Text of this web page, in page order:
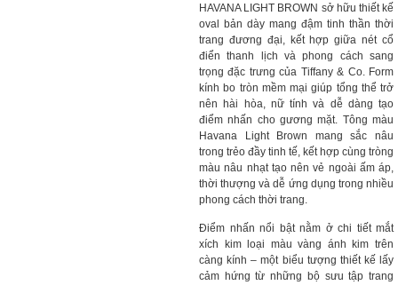
HAVANA LIGHT BROWN sở hữu thiết kế
oval bản dày mang đậm tinh thần thời
trang đương đại, kết hợp giữa nét cổ
điển thanh lịch và phong cách sang
trọng đặc trưng của Tiffany & Co. Form
kính bo tròn mềm mại giúp tổng thể trở
nên hài hòa, nữ tính và dễ dàng tạo
điểm nhấn cho gương mặt. Tông màu
Havana Light Brown mang sắc nâu
trong trẻo đầy tinh tế, kết hợp cùng tròng
màu nâu nhạt tạo nên vẻ ngoài ấm áp,
thời thượng và dễ ứng dụng trong nhiều
phong cách thời trang.
Điểm nhấn nổi bật nằm ở chi tiết mắt
xích kim loại màu vàng ánh kim trên
càng kính – một biểu tượng thiết kế lấy
cảm hứng từ những bộ sưu tập trang